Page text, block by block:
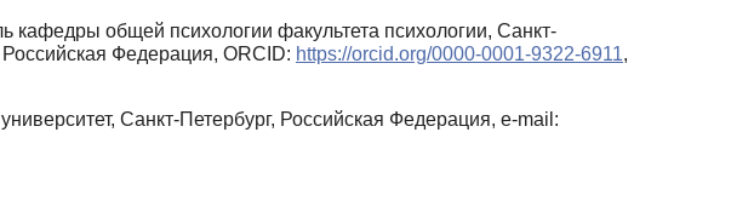
кафедры общей психологии факультета психологии, Санкт-
Федерация, ORCID: https://orcid.org/0000-0001-9322-6911,
Санкт-Петербург, Российская Федерация, e-mail: